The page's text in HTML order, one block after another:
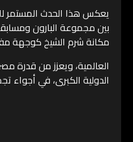
يعكس هذا الحدث المستمر
بين مجموعة البارون
مكانة شرم الشيخ كوجهة
العالمية، ويعزز من قدرة
الدولية الكبرى، في أجواء